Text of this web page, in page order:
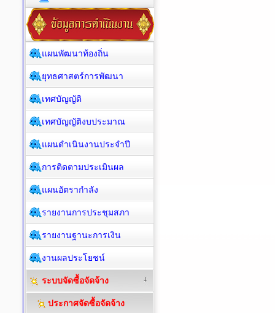
แผนพัฒนาท้องถิ่น
ยุทธศาสตร์การพัฒนา
เทศบัญญัติ
เทศบัญญัติงบประมาณ
แผนดำเนินงานประจำปี
การติดตามประเมินผล
แผนอัตรากำลัง
รายงานการประชุมสภา
รายงานฐานะการเงิน
งานผลประโยชน์
ระบบจัดซื้อจัดจ้าง
ประกาศจัดซื้อจัดจ้าง